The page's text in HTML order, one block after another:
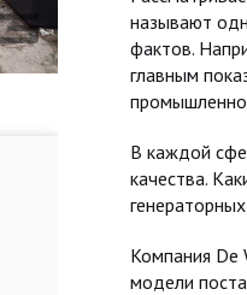
называют
фактов.
главным
В каждой
качества.
Компания De
модели